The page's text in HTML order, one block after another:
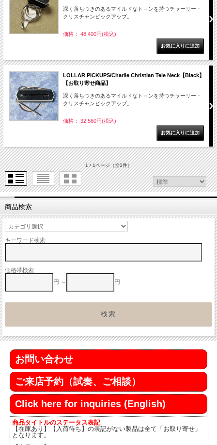
深く落ちつきのあるマイルドなト－ンを持つチャーリー・
クリスチャンピックアップ。
価格： 48,400円(税込)
LOLLAR PICKUPS/Charlie Christian Tele Neck【Black】
【お取り寄せ商品】
深く落ちつきのあるマイルドなト－ンを持つチャーリー・
クリスチャンピックアップ。
価格： 32,560円(税込)
1 / 1ページ（全3件）
商品検索
キーワード検索
価格帯検索
円 ～
円
お問い合わせ
ご来店予約（試奏、ご相談）
Click here for inquiries (English)
商品タイトルのステータス表記
【在庫あり】【入荷待ち】の表記がない製品は全て「お取り寄せ」
となります。